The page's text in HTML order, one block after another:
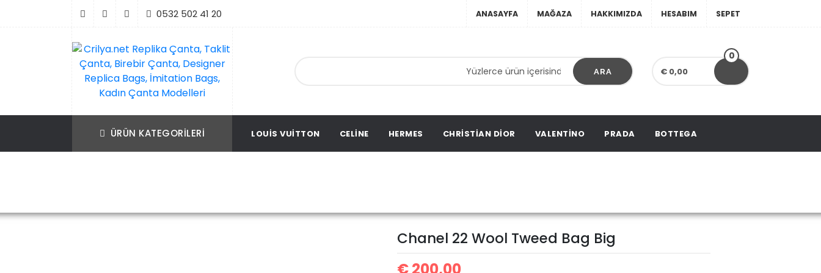
0532 502 41 20 ANASAYFA MAĞAZA HAKKIMIZDA HESABIM SEPET
Kadın Çanta Modelleri
ARA € 0,00
0
ÜRÜN KATEGORILERI LOUIS VUITTON CELINE HERMES CHRISTIAN DIOR VALENTINO PRADA BOTTEGA
Chanel 22 Wool Tweed Bag Big
€200,00